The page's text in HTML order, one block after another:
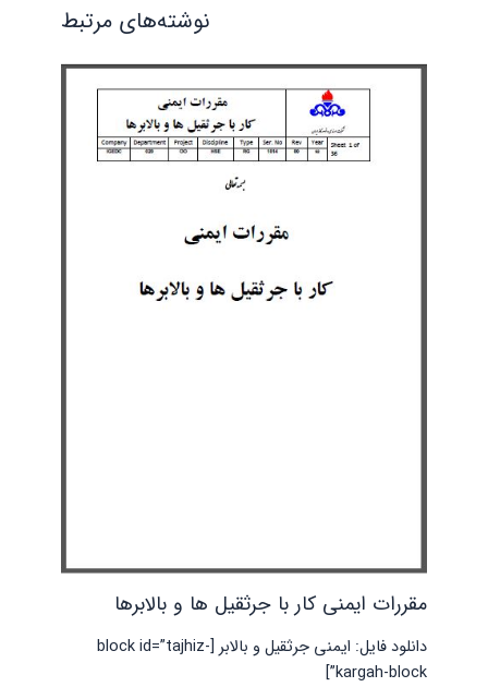
نوشته‌های مرتبط
مقررات ایمنی کار با جرثقیل ها و بالابرها
دانلود فایل: ایمنی جرثقیل و بالابر [block id=”tajhiz-
kargah-block”]